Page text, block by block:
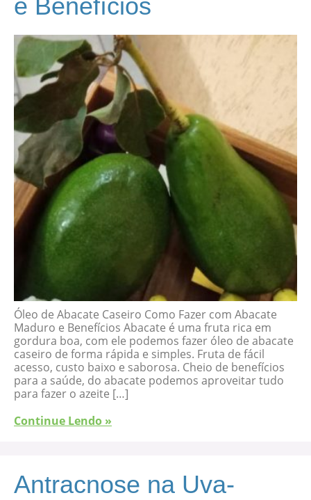
e Benefícios
Óleo de Abacate Caseiro Como Fazer com Abacate
Maduro e Benefícios Abacate é uma fruta rica em
gordura boa, com ele podemos fazer óleo de abacate
caseiro de forma rápida e simples. Fruta de fácil
acesso, custo baixo e saborosa. Cheio de benefícios
para a saúde, do abacate podemos aproveitar tudo
para fazer o azeite […]
Continue Lendo »
Antracnose na Uva-